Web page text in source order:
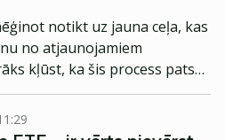
notikt uz jauna ceļa, kas
no atjaunojamiem
kļūst, ka šis process pats
resursus. Rietumi
paši iegūt nevēlas, jo
zaļumu.